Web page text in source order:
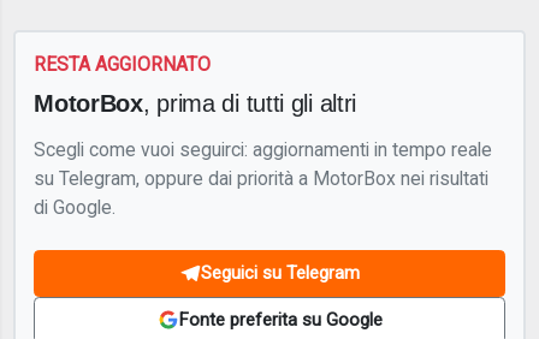
RESTA AGGIORNATO
MotorBox, prima di tutti gli altri
Scegli come vuoi seguirci: aggiornamenti in tempo reale
su Telegram, oppure dai priorità a MotorBox nei risultati
di Google.
Seguici su Telegram
Fonte preferita su Google